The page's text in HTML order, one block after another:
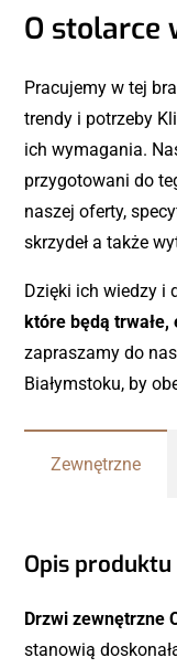
O stolarce
Pracujemy w tej
trendy i potrzeby
ich wymagania.
przygotowani do
naszej oferty,
skrzydeł a także
Dzięki ich wiedzy i
które będą
zapraszamy do
Białymstoku, by
Zewnętrzne
Opis produktu
Drzwi zewnętrzne
stanowią